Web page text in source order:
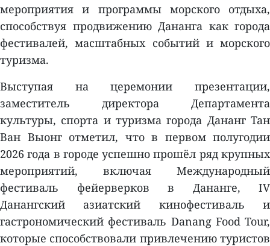
мероприятия и программы морского отдыха,
способствуя продвижению Дананга как города
фестивалей, масштабных событий и морского
туризма.
Выступая на церемонии презентации,
заместитель директора Департамента
культуры, спорта и туризма города Дананг Тан
Ван Выонг отметил, что в первом полугодии
2026 года в городе успешно прошёл ряд крупных
мероприятий, включая Международный
фестиваль фейерверков в Дананге, IV
Данангский азиатский кинофестиваль и
гастрономический фестиваль Danang Food Tour,
которые способствовали привлечению туристов